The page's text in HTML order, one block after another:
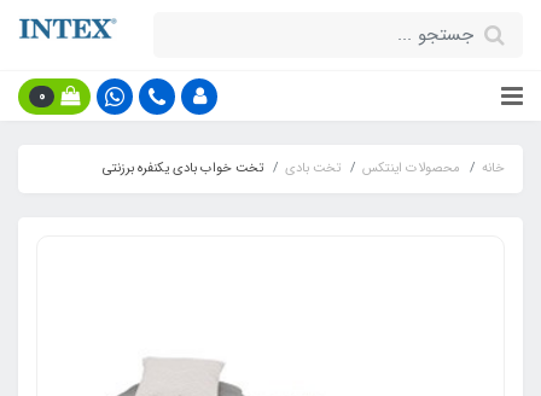
0
خانه محصولات اینتکس تخت بادی تخت خواب بادی یکنفره برزنتی